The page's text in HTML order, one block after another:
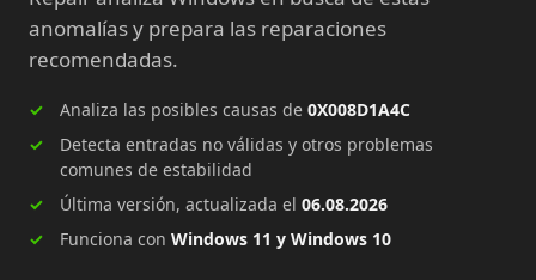
anomalías y prepara las reparaciones
recomendadas.
Analiza las posibles causas de 0X008D1A4C
Detecta entradas no válidas y otros problemas
comunes de estabilidad
Última versión, actualizada el 06.08.2026
Funciona con Windows 11 y Windows 10